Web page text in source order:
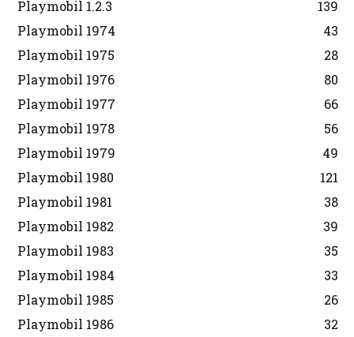
Playmobil 1.2.3
139
Playmobil 1974
43
Playmobil 1975
28
Playmobil 1976
80
Playmobil 1977
66
Playmobil 1978
56
Playmobil 1979
49
Playmobil 1980
121
Playmobil 1981
38
Playmobil 1982
39
Playmobil 1983
35
Playmobil 1984
33
Playmobil 1985
26
Playmobil 1986
32